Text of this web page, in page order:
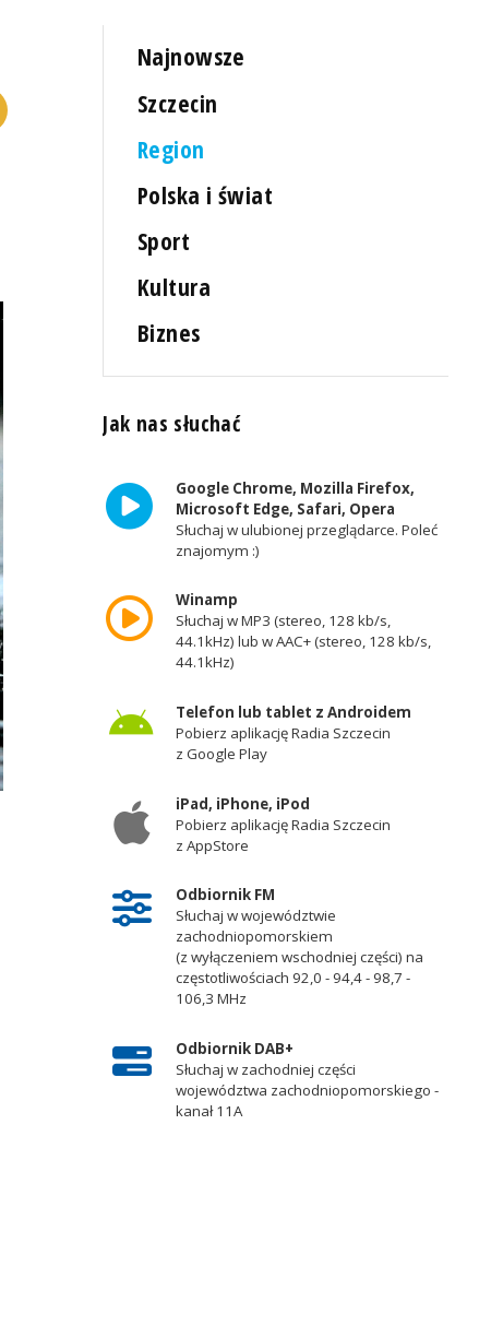
Najnowsze
Szczecin
Region
Polska i świat
Sport
Kultura
Biznes
Jak nas słuchać
Google Chrome, Mozilla Firefox,
Microsoft Edge, Safari, Opera
Słuchaj w ulubionej przeglądarce. Poleć
znajomym :)
Winamp
Słuchaj w MP3 (stereo, 128 kb/s,
44.1kHz) lub w AAC+ (stereo, 128 kb/s,
44.1kHz)
Telefon lub tablet z Androidem
Pobierz aplikację Radia Szczecin
z Google Play
iPad, iPhone, iPod
Pobierz aplikację Radia Szczecin
z AppStore
Odbiornik FM
Słuchaj w województwie
zachodniopomorskiem
(z wyłączeniem wschodniej części) na
częstotliwościach 92,0 - 94,4 - 98,7 -
106,3 MHz
Odbiornik DAB+
Słuchaj w zachodniej części
województwa zachodniopomorskiego -
kanał 11A